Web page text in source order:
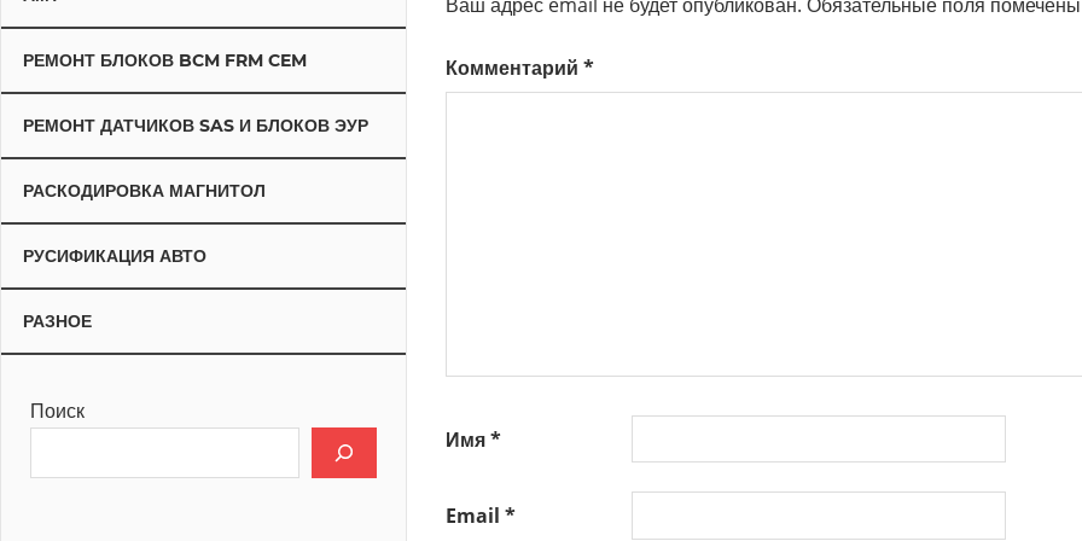
Комментарий *
Имя*
Email *
РЕМОНТ БЛОКОВ BCM FRM CEM
РЕМОНТ ДАТЧИКОВ SAS И БЛОКОВ ЭУР
РАСКОДИРОВКА МАГНИТОЛ
РУСИФИКАЦИЯ АВТО
РАЗНОЕ
Поиск